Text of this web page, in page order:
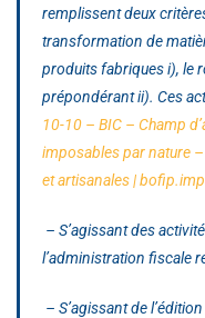
remplissent deux
transformation de
produits fabriques i), le
prépondérant ii). Ces
10-10 – BIC – Champ
imposables par nature
et artisanales |
– S’agissant des
l’administration fiscale
– S’agissant de